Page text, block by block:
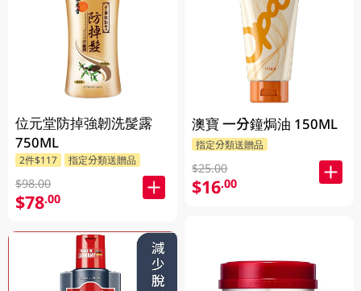
位元堂防掉強韌洗髲露
750ML
2件$117 指定分類送贈品
$98.00
$78.00
澳寶 一分鐘焗油 150ML
指定分類送贈品
$25.00
$16.00